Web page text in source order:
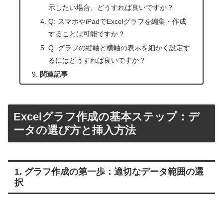
示したい場合、どうすれば良いですか？
Q: スマホやiPadでExcelグラフを編集・作成
することは可能ですか？
Q: グラフの縦軸と横軸の表示を細かく設定す
るにはどうすれば良いですか？
関連記事
Excelグラフ作成の基本ステップ：デ
ータの選び方と挿入方法
1. グラフ作成の第一歩：適切なデータ範囲の選
択